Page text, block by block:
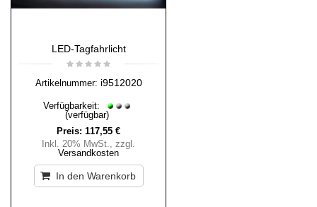
LED-Tagfahrlicht
Artikelnummer: i9512020
Verfügbarkeit:
(verfügbar)
Preis: 117,55 €
Inkl. 20% MwSt., zzgl.
Versandkosten
In den Warenkorb